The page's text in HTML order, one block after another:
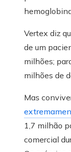
Vertex diz
de um
milhões;
milhões de
Mas
1,7 milhão
comercial